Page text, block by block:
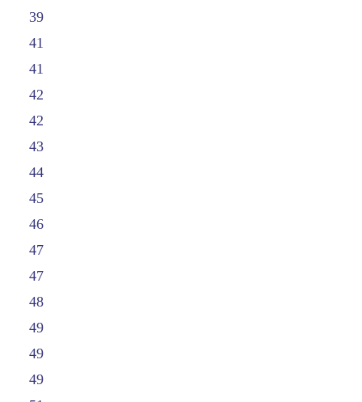
39
41
41
42
42
43
44
45
46
47
47
48
49
49
49